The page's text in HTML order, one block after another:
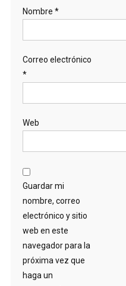
Nombre *
Correo electrónico
*
Web
Guardar mi
nombre, correo
electrónico y sitio
web en este
navegador para la
próxima vez que
haga un